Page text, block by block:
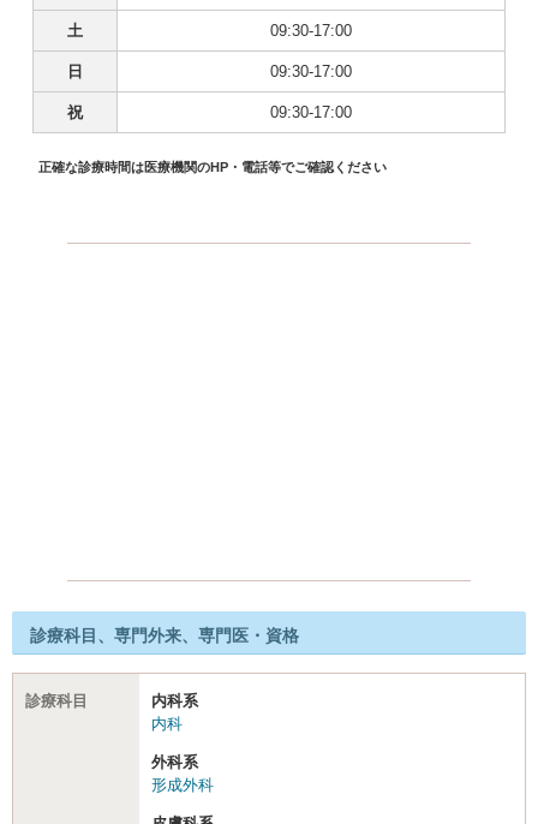
土 09:30-17:00
日 09:30-17:00
祝 09:30-17:00
正確な診療時間は医療機関のHP・電話等でご確認ください
診療科目、専門外来、専門医・資格
診療科目
内科系
内科
外科系
形成外科